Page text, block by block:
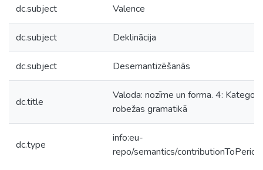
dc.subject Valence
dc.subject Deklinācija
dc.subject Desemantizēšanās
dc.title
Valoda: nozīme un forma. 4:
robežas gramatikā
dc.type
info:eu-
repo/semantics/